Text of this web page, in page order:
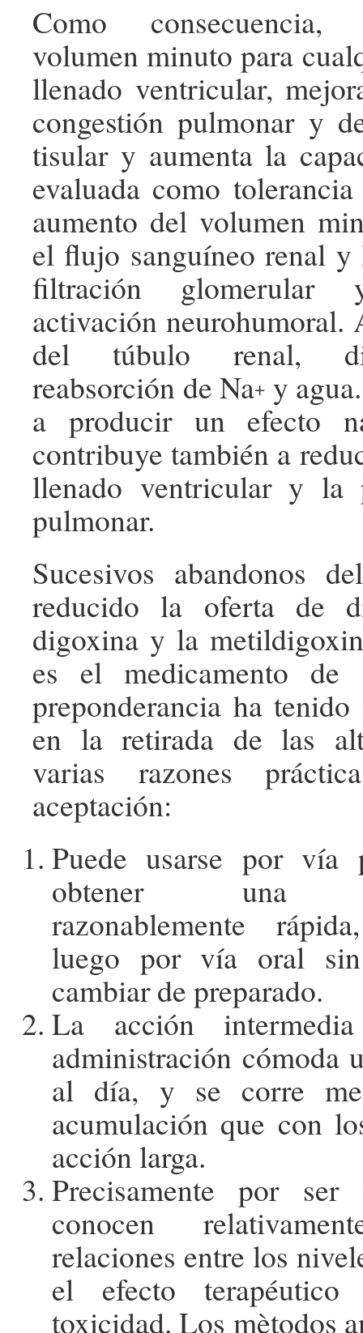
Como
volumen minuto para
llenado ventricular,
congestión pulmonar y
tisular y aumenta la
evaluada como
aumento del volumen
el flujo sanguíneo renal
filtración
activación neurohumoral.
del túbulo renal,
reabsorción de Na+ y
a producir un efecto
contribuye también a
llenado ventricular y la
pulmonar.
Sucesivos abandonos
reducido la oferta de
digoxina y la
es el medicamento
preponderancia ha
en la retirada de las
varias razones
aceptación:
Puede usarse por vía
obtener una
razonablemente
luego por vía oral sin
cambiar de preparado.
La acción
administración cómoda
al día, y se corre
acumulación que con
acción larga.
Precisamente por
conocen
relaciones entre los
el efecto
toxicidad. Los mètodos